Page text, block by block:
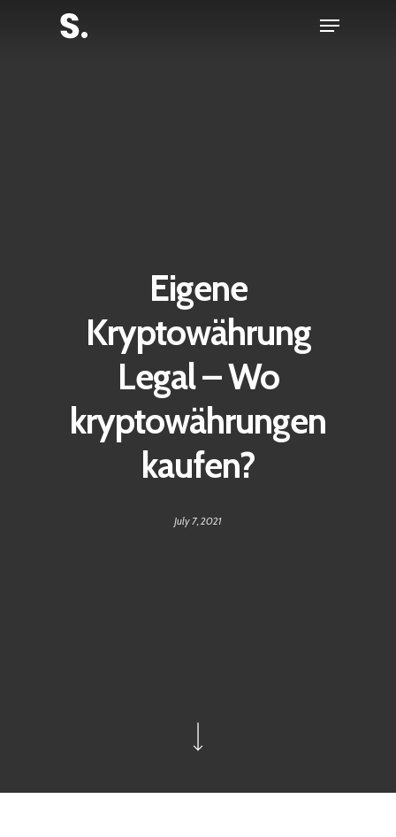
Menu
Eigene
Kryptowährung
Legal – Wo
kryptowährungen
kaufen?
July 7, 2021